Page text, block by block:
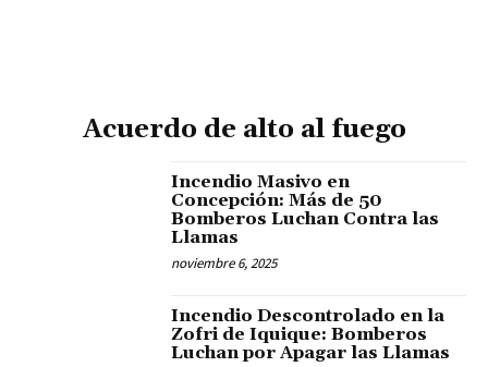
Acuerdo de alto al fuego
Incendio Masivo en
Concepción: Más de 50
Bomberos Luchan Contra las
Llamas
noviembre 6, 2025
Incendio Descontrolado en la
Zofri de Iquique: Bomberos
Luchan por Apagar las Llamas